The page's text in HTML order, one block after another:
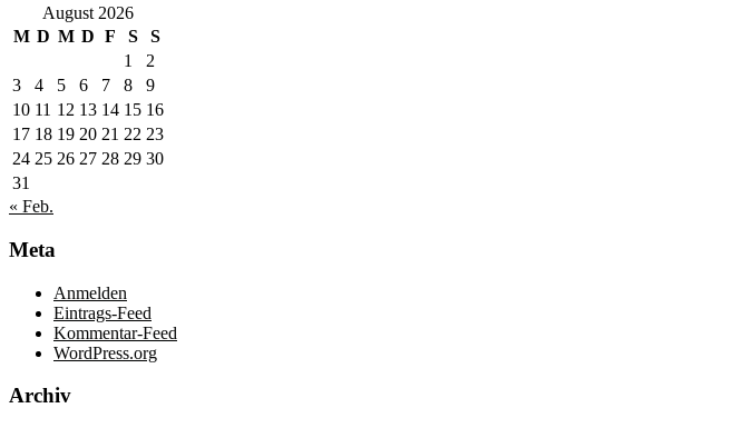
August 2026
M D M D F S
S
1
2
3
4 5 6 7 8
9
10 11 12 13 14 15 16
17 18 19 20 21 22 23
24 25 26 27 28 29 30
31
« Feb.
Meta
Anmelden
Eintrags-Feed
Kommentar-Feed
WordPress.org
Archiv